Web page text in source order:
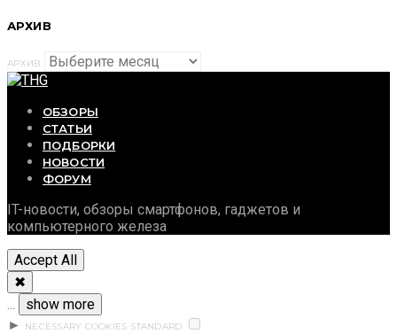
АРХИВ
АРХИВ
ОБЗОРЫ
СТАТЬИ
ПОДБОРКИ
НОВОСТИ
ФОРУМ
IT-новости, обзоры смартфонов, гаджетов и
компьютерного железа
Accept All
✖
...
show more
►
NECESSARY COOKIES STANDARD